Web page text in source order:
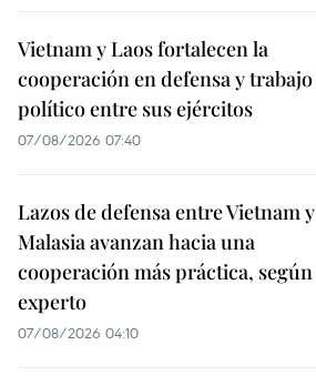
Vietnam y Laos fortalecen la
cooperación en defensa y trabajo
político entre sus ejércitos
07/08/2026 07:40
Lazos de defensa entre Vietnam y
Malasia avanzan hacia una
cooperación más práctica, según
experto
07/08/2026 04:10